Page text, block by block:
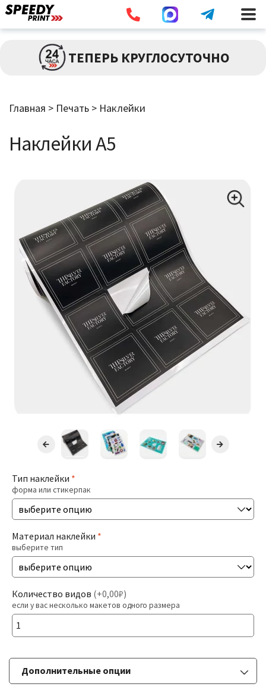
ПЕЧАТЬ
Визитки
Дипломы / Сертификаты
Презентации
Буклеты / Лифлеты
Пригласительные
Печать Меню
Печать На Холсте
БОЛЬШИЕ ТИРАЖИ
РАСХОДНИКИ
ДОСТАВКА
ТЕПЕРЬ КРУГЛОСУТОЧНО
Главная > Печать > Наклейки
Наклейки А5
Тип наклейки *
форма или стикерпак
Материал наклейки *
выберите тип
Количество видов (+0,00₽)
если у вас несколько макетов одного размера
Дополнительные опции